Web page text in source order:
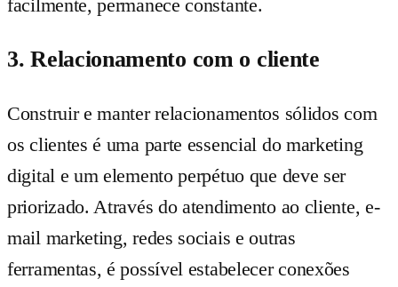
facilmente, permanece constante.
3. Relacionamento com o cliente
Construir e manter relacionamentos sólidos com
os clientes é uma parte essencial do marketing
digital e um elemento perpétuo que deve ser
priorizado. Através do atendimento ao cliente, e-
mail marketing, redes sociais e outras
ferramentas, é possível estabelecer conexões